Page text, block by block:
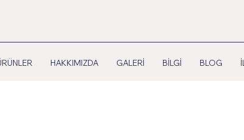
HAKKIMIZDA GALERİ BİLGİ BLOG